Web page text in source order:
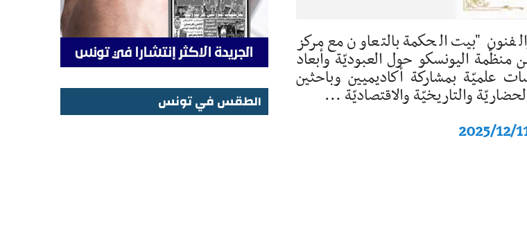
"بيت الحكمة بالتعاون مع مركز
11و12 ديسمبر 2025 ندوة بدعم من منظّمة اليونسكو حول العبوديّة وأبعاد
علميّة بمشاركة أكاديميين وباحثين
والتاريخيّة والاقتصاديّة ...
الطقس في تونس